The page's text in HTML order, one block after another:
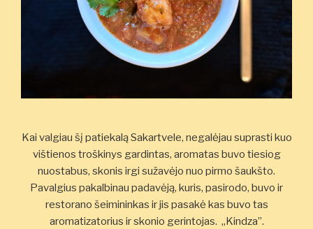
Kai valgiau šį patiekalą Sakartvele, negalėjau suprasti kuo
vištienos troškinys gardintas, aromatas buvo tiesiog
nuostabus, skonis irgi sužavėjo nuo pirmo šaukšto.
Pavalgius pakalbinau padavėją, kuris, pasirodo, buvo ir
restorano šeimininkas ir jis pasakė kas buvo tas
aromatizatorius ir skonio gerintojas. „Kindza”.